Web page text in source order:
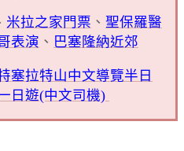
米拉之家門票 、 聖保羅醫
表演 、 巴塞隆納近郊
塞拉特山中文導覽半日
日遊(中文司機)